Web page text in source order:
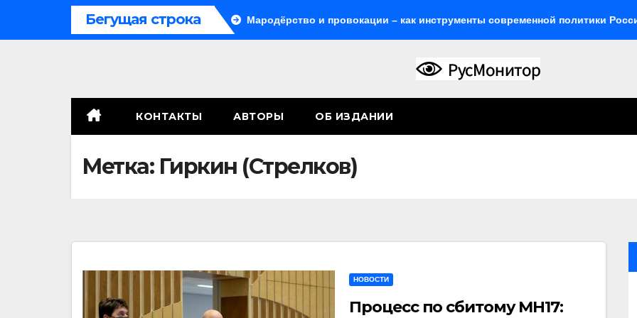
Бегущая строка
принимает по Грэму закон Мародёрство и провокации – как инструменты современной политики России
КОНТАКТЫ АВТОРЫ ОБ ИЗДАНИИ
Метка: Гиркин (Стрелков)
НОВОСТИ
Процесс по сбитому MH17: